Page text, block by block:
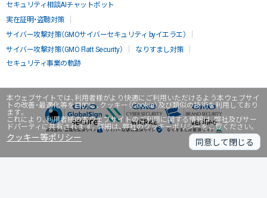
本ウェブサイトでは、利用者様がより快適にご利用いただけるよう本ウェブサイ
トの改善・最適化等を目的に、クッキー（Cookie）及び類似の技術を利用しており
ます。
これにより、利用者様の本ウェブサイトのご利用に関する情報は、弊社及びサー
ドパーティに共有されます。詳細は、弊社のクッキーポリシーをご覧ください。
クッキー等ポリシー 同意して閉じる
セキュリティ相談AIチャットボット
実在証明・盗聴対策
サイバー攻撃対策（GMOサイバーセキュリティ byイエラエ）
サイバー攻撃対策（GMO Flatt Security）
なりすまし対策
セキュリティ事業の軌跡